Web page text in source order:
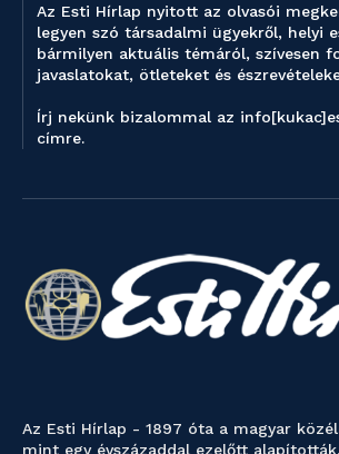
Az Esti Hírlap nyitott az olvasói
legyen szó társadalmi ügyekről, helyi
bármilyen aktuális témáról, szívesen
javaslatokat, ötleteket és
Írj nekünk bizalommal az
címre.
Az Esti Hírlap - 1897 óta a magyar
mint egy évszázaddal ezelőtt